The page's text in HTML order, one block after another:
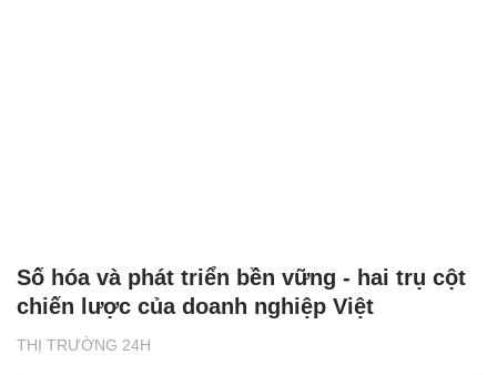
THỊ TRƯỜNG 24H
Số hóa và phát triển bền vững - hai trụ cột
chiến lược của doanh nghiệp Việt